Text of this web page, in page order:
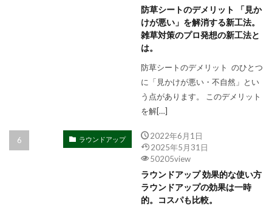
防草シートのデメリット 「見か
けが悪い」を解消する新工法。
雑草対策のプロ発想の新工法と
は。
防草シートのデメリット のひとつ
に「見かけが悪い・不自然」とい
う点があります。 このデメリット
を解[…]
ラウンドアップ
2022年6月1日
2025年5月31日
50205view
ラウンドアップ 効果的な使い方
ラウンドアップの効果は一時
的。コスパも比較。